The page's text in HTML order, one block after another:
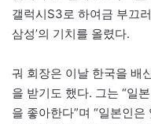
갤럭시S3로 하여금 부끄
삼성’의 기치를 올렸다.
궈 회장은 이날 한국을 배
을 받기도 했다. 그는 “일
을 좋아한다”며 “일본인